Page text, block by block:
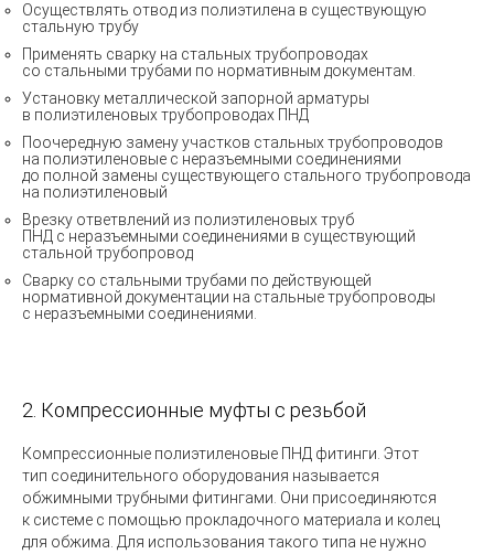
Осуществлять отвод из полиэтилена в существующую
стальную трубу
Применять сварку на стальных трубопроводах
со стальными трубами по нормативным документам.
Установку металлической запорной арматуры
в полиэтиленовых трубопроводах ПНД
Поочередную замену участков стальных трубопроводов
на полиэтиленовые с неразъемными соединениями
до полной замены существующего стального трубопровода
на полиэтиленовый
Врезку ответвлений из полиэтиленовых труб
ПНД с неразъемными соединениями в существующий
стальной трубопровод
Сварку со стальными трубами по действующей
нормативной документации на стальные трубопроводы
с неразъемными соединениями.
2. Компрессионные муфты с резьбой
Компрессионные полиэтиленовые ПНД фитинги. Этот
тип соединительного оборудования называется
обжимными трубными фитингами. Они присоединяются
к системе с помощью прокладочного материала и колец
для обжима. Для использования такого типа не нужно